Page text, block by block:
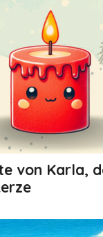
von Karla,